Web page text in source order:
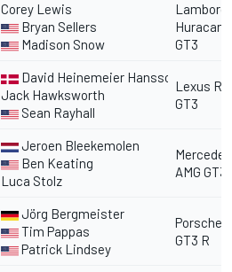
Corey Lewis
Bryan Sellers
Madison Snow
Huracan
GT3
David Heinemeier Hansson
Jack Hawksworth
Sean Rayhall
Lexus
GT3
Jeroen Bleekemolen
Ben Keating
Luca Stolz
AMG GT3
Jörg Bergmeister
Tim Pappas
Patrick Lindsey
Porsche
GT3 R